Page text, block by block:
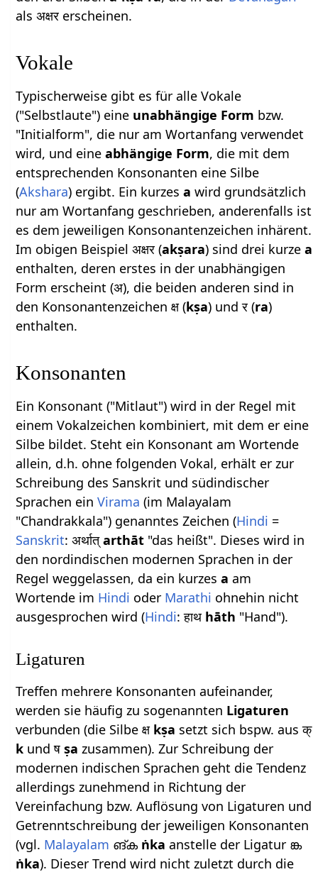
als अक्षर erscheinen.
Vokale
Typischerweise gibt es für alle Vokale
("Selbstlaute") eine unabhängige Form bzw.
"Initialform", die nur am Wortanfang verwendet
wird, und eineabhängige Form, die mit dem
entsprechenden Konsonanten eine Silbe
(Akshara) ergibt. Ein kurzesa wird grundsätzlich
nur am Wortanfang geschrieben, anderenfalls ist
es dem jeweiligen Konsonantenzeichen inhärent.
Im obigen Beispiel अक्षर (akṣara) sind drei kurzea
enthalten, deren erstes in der unabhängigen
Form erscheint (अ), die beiden anderen sind in
den Konsonantenzeichen क्ष (kṣa) und र (ra)
enthalten.
Konsonanten
Ein Konsonant ("Mitlaut") wird in der Regel mit
einem Vokalzeichen kombiniert, mit dem er eine
Silbe bildet. Steht ein Konsonant am Wortende
allein, d.h. ohne folgenden Vokal, erhält er zur
Schreibung des Sanskrit und südindischer
Sprachen einVirama (im Malayalam
"Chandrakkala") genanntes Zeichen (Hindi =
Sanskrit: अर्थात्arthāt "das heißt". Dieses wird in
den nordindischen modernen Sprachen in der
Regel weggelassen, da ein kurzesa am
Wortende im Hindi oder Marathi ohnehin nicht
ausgesprochen wird (Hindi: हाथ hāth "Hand").
Ligaturen
Treffen mehrere Konsonanten aufeinander,
werden sie häufig zu sogenannten Ligaturen
verbunden (die Silbe क्ष kṣa setzt sich bspw. aus क्
k und षṣa zusammen). Zur Schreibung der
modernen indischen Sprachen geht die Tendenz
allerdings zunehmend in Richtung der
Vereinfachung bzw. Auflösung von Ligaturen und
Getrenntschreibung der jeweiligen Konsonanten
(vgl. Malayalam ങ്‌ക ṅka anstelle der Ligatur ങ്ക
ṅka). Dieser Trend wird nicht zuletzt durch die